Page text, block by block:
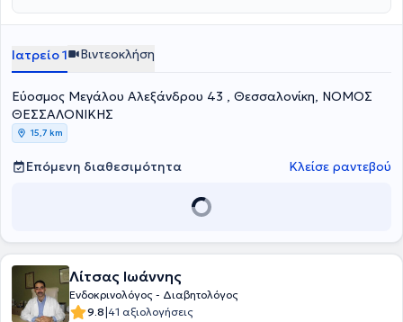
Ιατρείο 1 Βιντεοκλήση
Εύοσμος Μεγάλου Αλεξάνδρου 43 , Θεσσαλονίκη, ΝΟΜΟΣ
ΘΕΣΣΑΛΟΝΙΚΗΣ
15,7 km
Επόμενη διαθεσιμότητα Κλείσε ραντεβού
Λίτσας Ιωάννης
Ενδοκρινολόγος - Διαβητολόγος
9.8|41 αξιολογήσεις